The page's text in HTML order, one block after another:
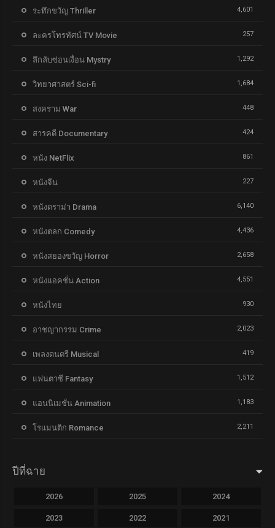
ระทึกขวัญ Thriller 4,601
ละครโทรทัศน์ TV Movie 257
ลึกลับซ่อนเงื่อน Mystry 1,292
วิทยาศาสตร์ Sci-fi 1,684
สงคราม War 448
สารคดี Documentary 424
หนัง NetFlix 861
หนังจีน 227
หนังดราม่า Drama 6,140
หนังตลก Comedy 4,436
หนังสยองขวัญ Horror 2,658
หนังแอคชั่น Action 4,551
หนังไทย 930
อาชญากรรม Crime 2,023
เพลงดนตรี Musical 419
แฟนตาซี Fantasy 1,512
แอนนิเมชั่น Animation 1,183
โรแมนติก Romance 2,211
ปีที่ฉาย
2026 2025 2024
2023 2022 2021